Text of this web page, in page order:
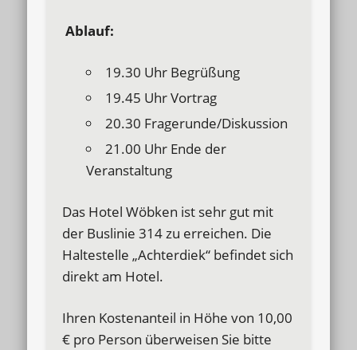
Ablauf:
19.30 Uhr Begrüßung
19.45 Uhr Vortrag
20.30 Fragerunde/Diskussion
21.00 Uhr Ende der
Veranstaltung
Das Hotel Wöbken ist sehr gut mit
der Buslinie 314 zu erreichen. Die
Haltestelle „Achterdiek“ befindet sich
direkt am Hotel.
Ihren Kostenanteil in Höhe von 10,00
€ pro Person überweisen Sie bitte